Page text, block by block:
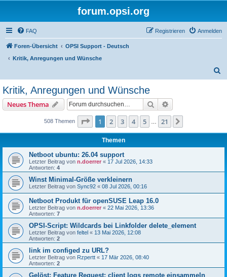
forum.opsi.org
FAQ Anmelden
Registrieren
Foren-Übersicht
OPSI Support - Deutsch
Kritik, Anregungen und Wünsche
Kritik, Anregungen und Wünsche
Neues Thema Suche
508 Themen Seite 1von 21
1 2 3 4 5 21
Themen
Netboot ubuntu: 26.04 support
Letzter Beitrag von n.doerrer « 17 Jul 2026, 14:33
Antworten: 4
Winst Minimal-Größe verkleinern
Letzter Beitrag von Sync92 « 08 Jul 2026, 00:16
Netboot Produkt für openSUSE Leap 16.0
Letzter Beitrag von n.doerrer « 22 Mai 2026, 13:36
Antworten: 7
OPSI-Script: Wildcards bei Linkfolder delete_element
Letzter Beitrag von feltel « 13 Mai 2026, 12:08
Antworten: 2
link im configed zu URL?
Letzter Beitrag von Rzpertt « 17 Mär 2026, 08:40
Antworten: 2
Gelöst: Feature Request: client logs remote einsammeln